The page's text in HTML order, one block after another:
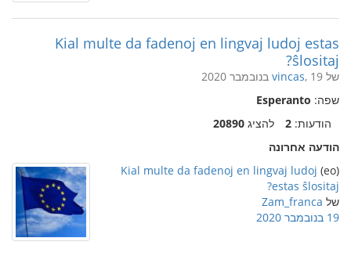
Kial multe da fadenoj en lingvaj ludoj estas
ŝlositaj?
של vincas, 19 בנובמבר 2020
שפה: Esperanto
הודעות: 2 להציג 20890
הודעה אחרונה
(eo)
Kial multe da fadenoj en lingvaj ludoj
estas ŝlositaj?
של Zam_franca
19 בנובמבר 2020